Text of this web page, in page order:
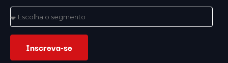
Inscreva-se